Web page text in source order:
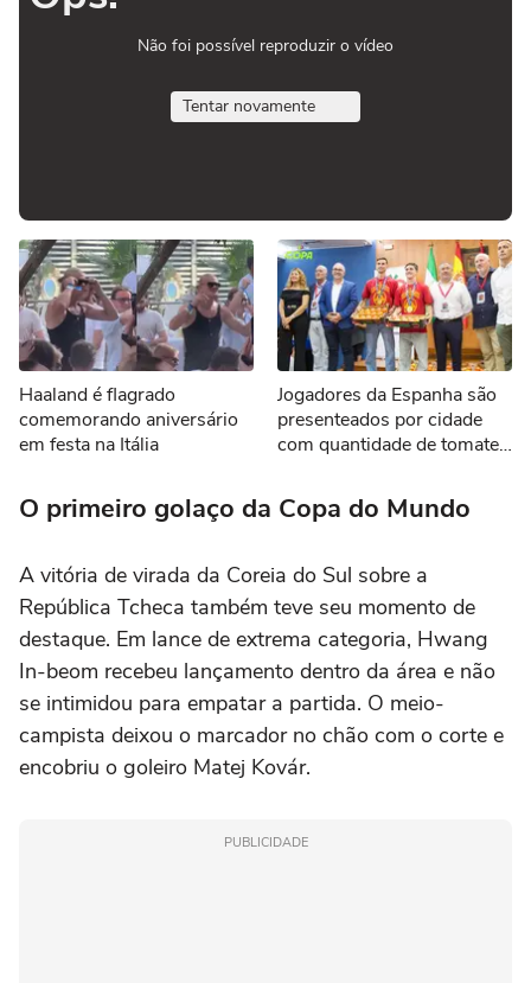
Não foi possível reproduzir o vídeo
Tentar novamente
Haaland é flagrado
comemorando aniversário
em festa na Itália
Jogadores da Espanha são
presenteados por cidade
com quantidade de tomates
O primeiro golaço da Copa do Mundo
A vitória de virada da Coreia do Sul sobre a
República Tcheca também teve seu momento de
destaque. Em lance de extrema categoria, Hwang
In-beom recebeu lançamento dentro da área e não
se intimidou para empatar a partida. O meio-
campista deixou o marcador no chão com o corte e
encobriu o goleiro Matej Kovár.
PUBLICIDADE